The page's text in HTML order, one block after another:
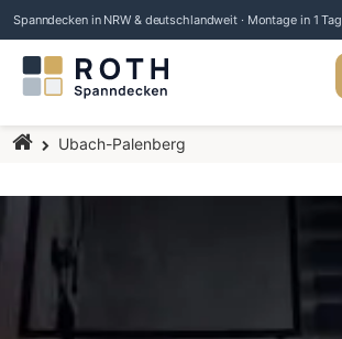
Spanndecken in NRW & deutschlandweit · Montage in 1 Tag
Startseite
Ubach-Palenberg